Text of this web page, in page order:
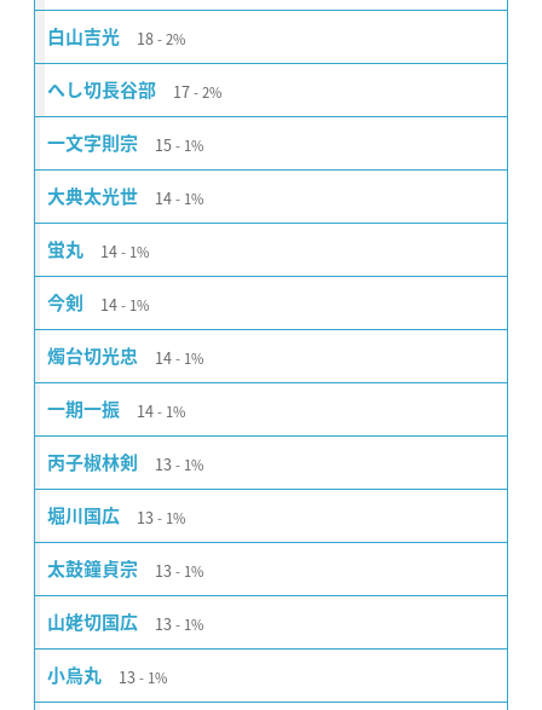
白山吉光 18 2%
へし切長谷部 17 2%
一文字則宗 15 1%
大典太光世 14 1%
蛍丸 14 1%
今剣 14 1%
燭台切光忠 14 1%
一期一振 14 1%
丙子椒林剣 13 1%
堀川国広 13 1%
太鼓鐘貞宗 13 1%
山姥切国広 13 1%
小烏丸 13 1%